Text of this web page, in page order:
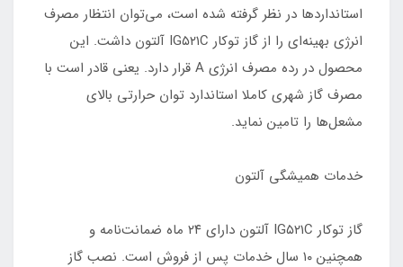
استانداردها در نظر گرفته شده است، می‌توان انتظار مصرف
انرژی بهینه‌ای را از گاز توکار IG۵۲۱C آلتون داشت. این
محصول در رده مصرف انرژی A قرار دارد. یعنی قادر است با
مصرف گاز شهری کاملا استاندارد توان حرارتی بالای
مشعل‌ها را تامین نماید.
خدمات همیشگی آلتون
گاز توکار IG۵۲۱C آلتون دارای ۲۴ ماه ضمانت‌نامه و
همچنین ۱۰ سال خدمات پس از فروش است. نصب گاز